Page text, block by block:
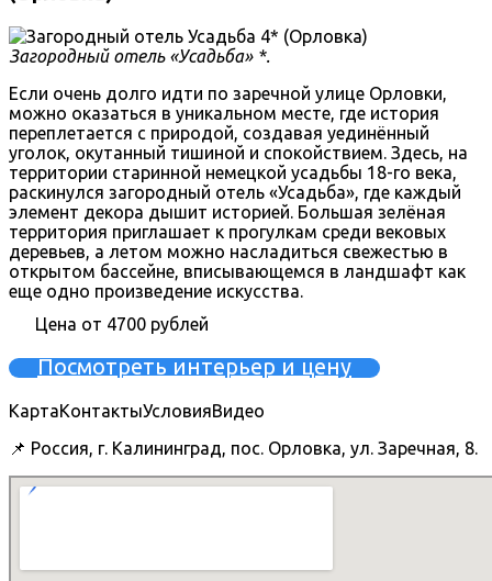
Загородный отель «Усадьба» *.
Если очень долго идти по заречной улице Орловки,
можно оказаться в уникальном месте, где история
переплетается с природой, создавая уединённый
уголок, окутанный тишиной и спокойствием. Здесь, на
территории старинной немецкой усадьбы 18-го века,
раскинулся загородный отель «Усадьба», где каждый
элемент декора дышит историей. Большая зелёная
территория приглашает к прогулкам среди вековых
деревьев, а летом можно насладиться свежестью в
открытом бассейне, вписывающемся в ландшафт как
еще одно произведение искусства.
Цена от 4700 рублей
Посмотреть интерьер и цену
КартаКонтактыУсловияВидео
📌 Россия, г. Калининград, пос. Орловка, ул. Заречная, 8.